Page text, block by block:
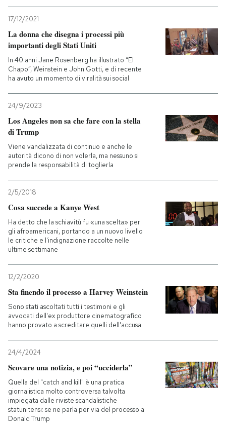
17/12/2021
La donna che disegna i processi più
importanti degli Stati Uniti
In 40 anni Jane Rosenberg ha illustrato “El
Chapo”, Weinstein e John Gotti, e di recente
ha avuto un momento di viralità sui social
24/9/2023
Los Angeles non sa che fare con la stella
di Trump
Viene vandalizzata di continuo e anche le
autorità dicono di non volerla, ma nessuno si
prende la responsabilità di toglierla
2/5/2018
Cosa succede a Kanye West
Ha detto che la schiavitù fu «una scelta» per
gli afroamericani, portando a un nuovo livello
le critiche e l'indignazione raccolte nelle
ultime settimane
12/2/2020
Sta finendo il processo a Harvey Weinstein
Sono stati ascoltati tutti i testimoni e gli
avvocati dell'ex produttore cinematografico
hanno provato a screditare quelli dell'accusa
24/4/2024
Scovare una notizia, e poi “ucciderla”
Quella del "catch and kill" è una pratica
giornalistica molto controversa talvolta
impiegata dalle riviste scandalistiche
statunitensi: se ne parla per via del processo a
Donald Trump